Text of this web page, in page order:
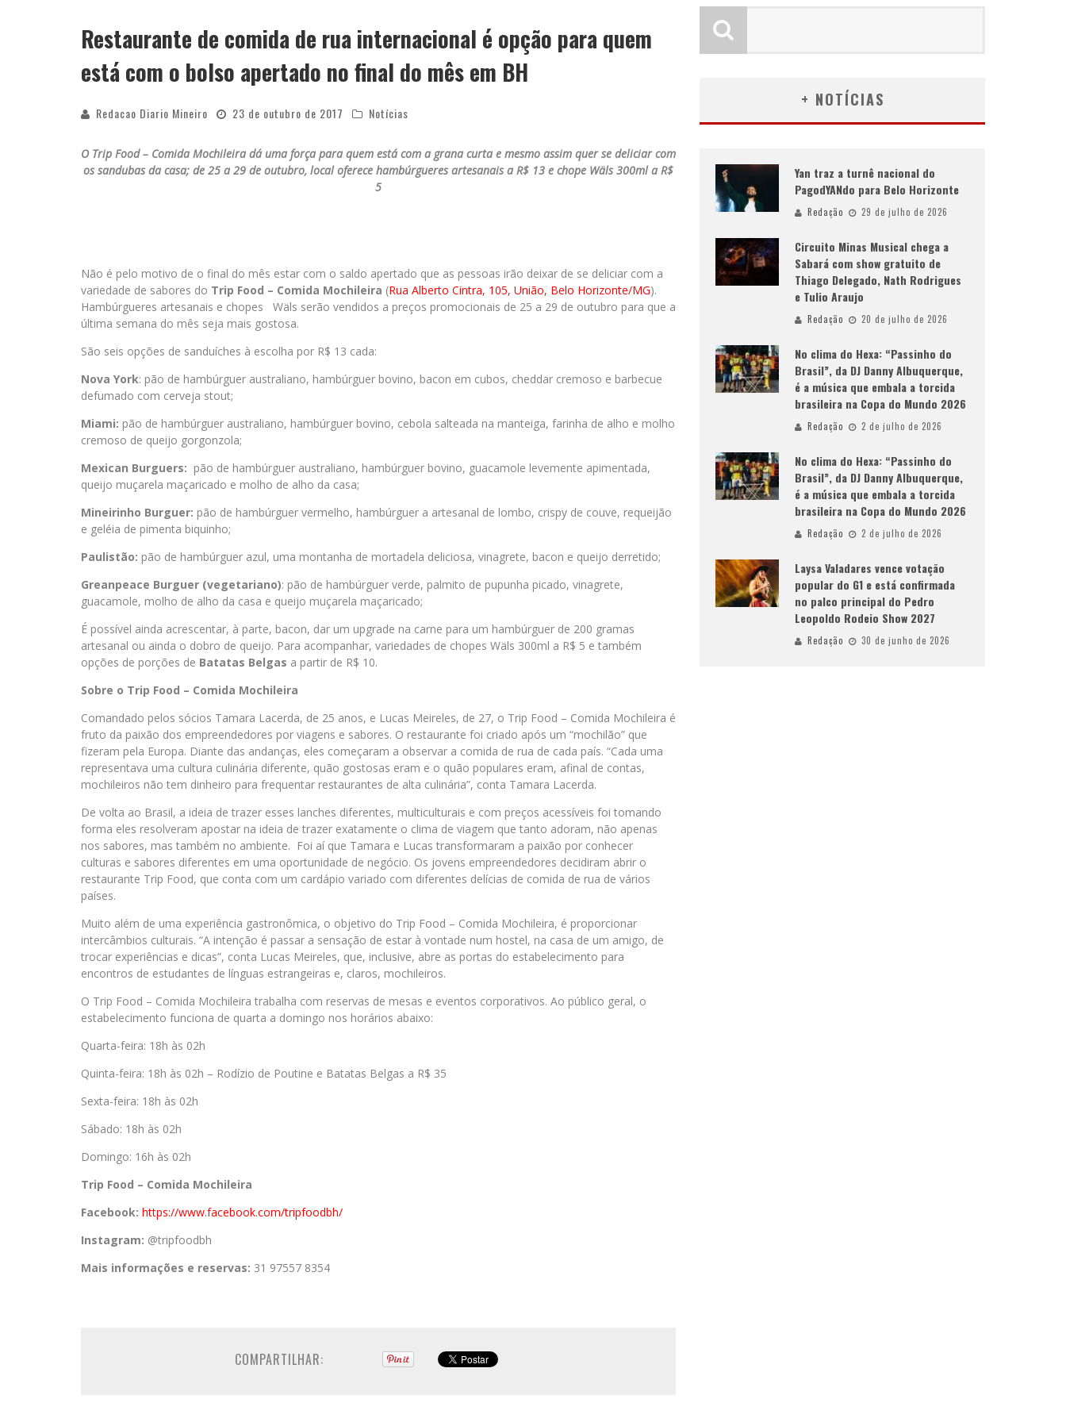
YAN TRAZ A TURNÊ NACIONAL DO PAGODYANDO PARA BELO HORIZONTE
Restaurante de comida de rua internacional é opção para quem
está com o bolso apertado no final do mês em BH
Redacao Diario Mineiro 23 de outubro de 2017 Notícias
O Trip Food – Comida Mochileira dá uma força para quem está com a grana curta e mesmo assim quer se deliciar com
os sandubas da casa; de 25 a 29 de outubro, local oferece hambúrgueres artesanais a R$ 13 e chope Wäls 300ml a R$
5
Não é pelo motivo de o final do mês estar com o saldo apertado que as pessoas irão deixar de se deliciar com a
variedade de sabores do Trip Food – Comida Mochileira (Rua Alberto Cintra, 105, União, Belo Horizonte/MG).
Hambúrgueres artesanais e chopes Wäls serão vendidos a preços promocionais de 25 a 29 de outubro para que a
última semana do mês seja mais gostosa.
São seis opções de sanduíches à escolha por R$ 13 cada:
Nova York: pão de hambúrguer australiano, hambúrguer bovino, bacon em cubos, cheddar cremoso e barbecue
defumado com cerveja stout;
Miami: pão de hambúrguer australiano, hambúrguer bovino, cebola salteada na manteiga, farinha de alho e molho
cremoso de queijo gorgonzola;
Mexican Burguers: pão de hambúrguer australiano, hambúrguer bovino, guacamole levemente apimentada,
queijo muçarela maçaricado e molho de alho da casa;
Mineirinho Burguer: pão de hambúrguer vermelho, hambúrguer a artesanal de lombo, crispy de couve, requeijão
e geléia de pimenta biquinho;
Paulistão: pão de hambúrguer azul, uma montanha de mortadela deliciosa, vinagrete, bacon e queijo derretido;
Greanpeace Burguer (vegetariano): pão de hambúrguer verde, palmito de pupunha picado, vinagrete,
guacamole, molho de alho da casa e queijo muçarela maçaricado;
É possível ainda acrescentar, à parte, bacon, dar um upgrade na carne para um hambúrguer de 200 gramas
artesanal ou ainda o dobro de queijo. Para acompanhar, variedades de chopes Wäls 300ml a R$ 5 e também
opções de porções de Batatas Belgas a partir de R$ 10.
Sobre o Trip Food – Comida Mochileira
Comandado pelos sócios Tamara Lacerda, de 25 anos, e Lucas Meireles, de 27, o Trip Food – Comida Mochileira é
fruto da paixão dos empreendedores por viagens e sabores. O restaurante foi criado após um “mochilão” que
fizeram pela Europa. Diante das andanças, eles começaram a observar a comida de rua de cada país. “Cada uma
representava uma cultura culinária diferente, quão gostosas eram e o quão populares eram, afinal de contas,
mochileiros não tem dinheiro para frequentar restaurantes de alta culinária”, conta Tamara Lacerda.
De volta ao Brasil, a ideia de trazer esses lanches diferentes, multiculturais e com preços acessíveis foi tomando
forma eles resolveram apostar na ideia de trazer exatamente o clima de viagem que tanto adoram, não apenas
nos sabores, mas também no ambiente. Foi aí que Tamara e Lucas transformaram a paixão por conhecer
culturas e sabores diferentes em uma oportunidade de negócio. Os jovens empreendedores decidiram abrir o
restaurante Trip Food, que conta com um cardápio variado com diferentes delícias de comida de rua de vários
países.
Muito além de uma experiência gastronômica, o objetivo do Trip Food – Comida Mochileira, é proporcionar
intercâmbios culturais. “A intenção é passar a sensação de estar à vontade num hostel, na casa de um amigo, de
trocar experiências e dicas”, conta Lucas Meireles, que, inclusive, abre as portas do estabelecimento para
encontros de estudantes de línguas estrangeiras e, claros, mochileiros.
O Trip Food – Comida Mochileira trabalha com reservas de mesas e eventos corporativos. Ao público geral, o
estabelecimento funciona de quarta a domingo nos horários abaixo:
Quarta-feira: 18h às 02h
Quinta-feira: 18h às 02h – Rodízio de Poutine e Batatas Belgas a R$ 35
Sexta-feira: 18h às 02h
Sábado: 18h às 02h
Domingo: 16h às 02h
Trip Food – Comida Mochileira
Facebook: https://www.facebook.com/tripfoodbh/
Instagram: @tripfoodbh
Mais informações e reservas: 31 97557 8354
COMPARTILHAR:
+ NOTÍCIAS
Yan traz a turnê nacional do
PagodYANdo para Belo Horizonte
Redação 29 de julho de 2026
Circuito Minas Musical chega a
Sabará com show gratuito de
Thiago Delegado, Nath Rodrigues
e Tulio Araujo
Redação 20 de julho de 2026
No clima do Hexa: “Passinho do
Brasil”, da DJ Danny Albuquerque,
é a música que embala a torcida
brasileira na Copa do Mundo 2026
Redação 2 de julho de 2026
No clima do Hexa: “Passinho do
Brasil”, da DJ Danny Albuquerque,
é a música que embala a torcida
brasileira na Copa do Mundo 2026
Redação 2 de julho de 2026
Laysa Valadares vence votação
popular do G1 e está confirmada
no palco principal do Pedro
Leopoldo Rodeio Show 2027
Redação 30 de junho de 2026